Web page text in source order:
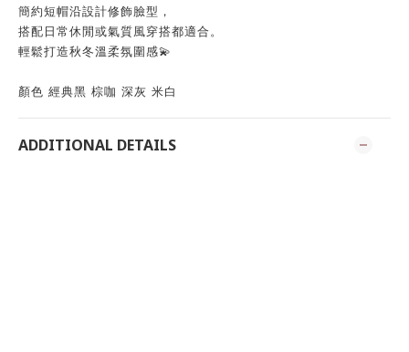
簡約短帽沿設計修飾臉型，
搭配日常休閒或氣質風穿搭都適合。
輕鬆打造秋冬溫柔氛圍感💫
顏色 經典黑 棕咖 深灰 米白
ADDITIONAL DETAILS